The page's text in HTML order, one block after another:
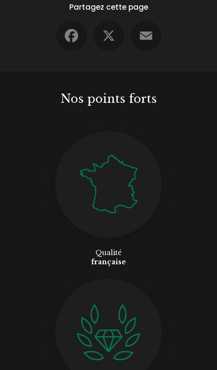
Partagez cette page
Nos points forts
Qualité
française